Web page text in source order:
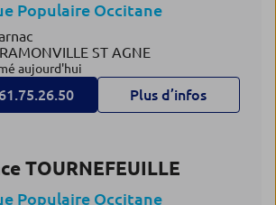
Populaire Occitane
ST AGNE
aujourd'hui
Plus d’infos
TOURNEFEUILLE
Populaire Occitane